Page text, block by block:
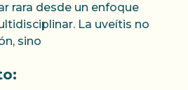
rara desde un enfoque
La uveítis no
sino